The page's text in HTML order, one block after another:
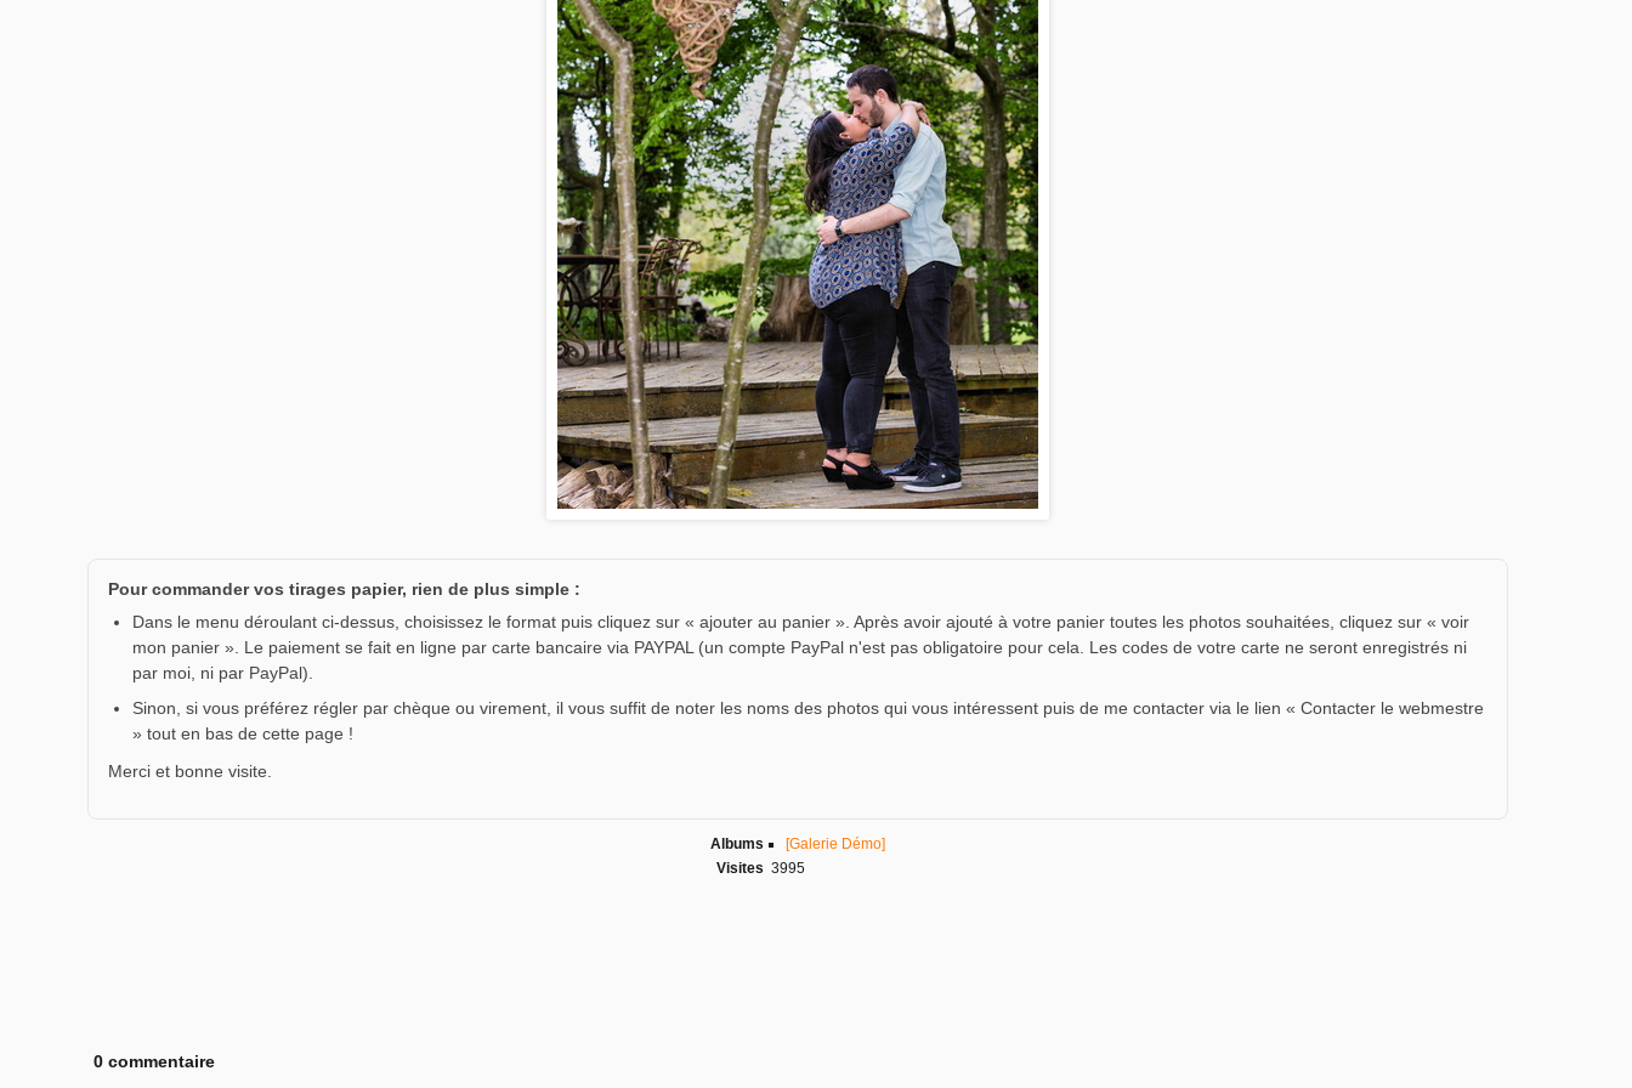
Pour commander vos tirages papier, rien de plus simple :
Dans le menu déroulant ci-dessus, choisissez le format puis cliquez sur « ajouter au panier ». Après avoir ajouté à votre panier toutes les photos souhaitées, cliquez sur « voir
mon panier ». Le paiement se fait en ligne par carte bancaire via PAYPAL (un compte PayPal n'est pas obligatoire pour cela. Les codes de votre carte ne seront enregistrés ni
par moi, ni par PayPal).
Sinon, si vous préférez régler par chèque ou virement, il vous suffit de noter les noms des photos qui vous intéressent puis de me contacter via le lien « Contacter le webmestre
» tout en bas de cette page !
Merci et bonne visite.
Albums
[Galerie Démo]
Visites 3995
0 commentaire